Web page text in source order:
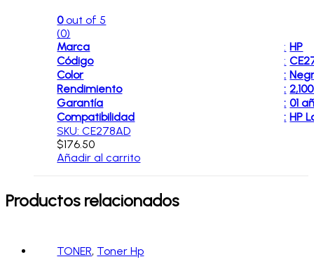
0out of 5
(0)
Marca
: HP
Código
:
Color
:
Rendimiento
:
Garantía
: 01
Compatibilidad
: HP
SKU: CE278AD
$176.50
Añadir al carrito
Productos relacionados
TONER, Toner Hp